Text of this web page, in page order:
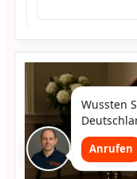
Wussten
Anrufen